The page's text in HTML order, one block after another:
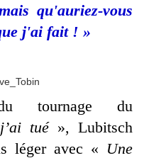
qu'auriez-vous
j'ai fait ! »
tournage du
tué», Lubitsch
léger avec « Une